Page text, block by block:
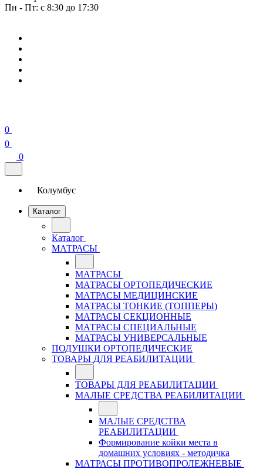
Пн - Пт: с 8:30 до 17:30
0
0
0
Колумбус
Каталог
Каталог
МАТРАСЫ
МАТРАСЫ
МАТРАСЫ ОРТОПЕДИЧЕСКИЕ
МАТРАСЫ МЕДИЦИНСКИЕ
МАТРАСЫ ТОНКИЕ (ТОППЕРЫ)
МАТРАСЫ СЕКЦИОННЫЕ
МАТРАСЫ СПЕЦИАЛЬНЫЕ
МАТРАСЫ УНИВЕРСАЛЬНЫЕ
ПОДУШКИ ОРТОПЕДИЧЕСКИЕ
ТОВАРЫ ДЛЯ РЕАБИЛИТАЦИИ
ТОВАРЫ ДЛЯ РЕАБИЛИТАЦИИ
МАЛЫЕ СРЕДСТВА РЕАБИЛИТАЦИИ
МАЛЫЕ СРЕДСТВА
РЕАБИЛИТАЦИИ
Формирование койки места в
домашних условиях - методичка
МАТРАСЫ ПРОТИВОПРОЛЕЖНЕВЫЕ